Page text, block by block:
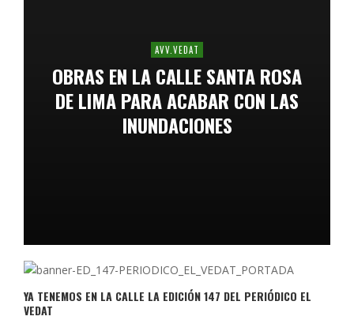
AVV.VEDAT
OBRAS EN LA CALLE SANTA ROSA
DE LIMA PARA ACABAR CON LAS
INUNDACIONES
YA TENEMOS EN LA CALLE LA EDICIÓN 147 DEL PERIÓDICO EL
VEDAT